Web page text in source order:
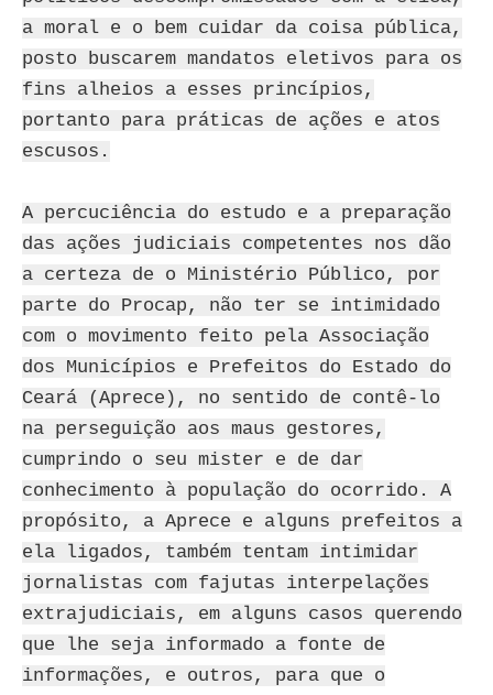
a moral e o bem cuidar da coisa pública,
posto buscarem mandatos eletivos para os
fins alheios a esses princípios,
portanto para práticas de ações e atos
escusos.
A percuciência do estudo e a preparação
das ações judiciais competentes nos dão
a certeza de o Ministério Público, por
parte do Procap, não ter se intimidado
com o movimento feito pela Associação
dos Municípios e Prefeitos do Estado do
Ceará (Aprece), no sentido de contê-lo
na perseguição aos maus gestores,
cumprindo o seu mister e de dar
conhecimento à população do ocorrido. A
propósito, a Aprece e alguns prefeitos a
ela ligados, também tentam intimidar
jornalistas com fajutas interpelações
extrajudiciais, em alguns casos querendo
que lhe seja informado a fonte de
informações, e outros, para que o